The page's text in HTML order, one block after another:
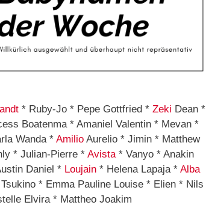
* Ruby-Jo * Pepe Gottfried * Zeki Dean *
Boatenma * Amaniel Valentin * Mevan *
Wanda * Amilio Aurelio * Jimin * Matthew
* Julian-Pierre * Avista* Vanyo * Anakin
Daniel * Loujain * Helena Lapaja * Alba
* Emma Pauline Louise * Elien * Nils
Elvira * Mattheo Joakim